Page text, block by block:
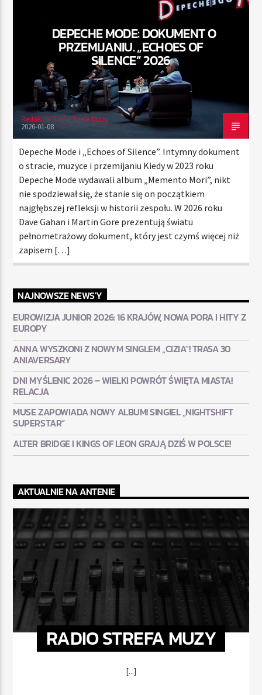
RADIO STREFA MUZY
21:00 24:00
DEPECHE MODE: DOKUMENT O
PRZEMIJANIU. „ECHOES OF
SILENCE” 2026
Redakcja Radia Strefa Muzy
2026-01-08
Depeche Mode i „Echoes of Silence”. Intymny dokument
o stracie, muzyce i przemijaniu Kiedy w 2023 roku
Depeche Mode wydawali album „Memento Mori”, nikt
nie spodziewał się, że stanie się on początkiem
najgłębszej refleksji w historii zespołu. W 2026 roku
Dave Gahan i Martin Gore prezentują światu
pełnometrażowy dokument, który jest czymś więcej niż
zapisem […]
NAJNOWSZE NEWS'Y
EUROWIZJA JUNIOR 2026: 16 KRAJÓW, NOWA PORA I HITY Z
EUROPY
ANNA WYSZKONI Z NOWYM SINGLEM „CIZIA”! TRASA 30
ANIAVERSARY
DNI MYŚLENIC 2026 – WIELKI POWRÓT ŚWIĘTA MIASTA!
RELACJA
MUSE ZAPOWIADA NOWY ALBUM! SINGIEL „NIGHTSHIFT
SUPERSTAR”
ALTER BRIDGE I KINGS OF LEON GRAJĄ DZIŚ W POLSCE!
AKTUALNIE NA ANTENIE
RADIO STREFA MUZY
[...]